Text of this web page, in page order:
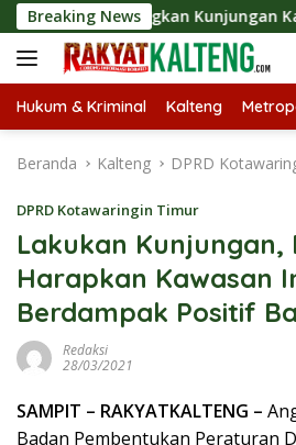
Langsung
ke
konten
Breaking NewsKunjungan Kaji Tiru
Hukum & Kriminal Kalteng
Beranda Kalteng DPRD
DPRD Kotawaringin Timur
Lakukan Kunjungan,
Harapkan Kawasan
Berdampak Positif
Redaksi
28/03/2021
SAMPIT – RAKYATKALTENG –
Badan Pembentukan Peraturan